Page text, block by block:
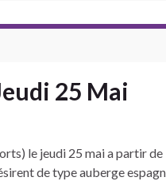
25 Mai
le jeudi 25 mai a partir
de type auberge